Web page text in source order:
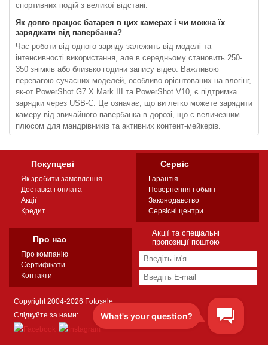
спортивних подій з великої відстані.
Як довго працює батарея в цих камерах і чи можна їх
заряджати від павербанка?
Час роботи від одного заряду залежить від моделі та
інтенсивності використання, але в середньому становить 250-
350 знімків або близько години запису відео. Важливою
перевагою сучасних моделей, особливо орієнтованих на влогінг,
як-от PowerShot G7 X Mark III та PowerShot V10, є підтримка
зарядки через USB-C. Це означає, що ви легко можете зарядити
камеру від звичайного павербанка в дорозі, що є величезним
плюсом для мандрівників та активних контент-мейкерів.
Покупцеві
Як зробити замовлення
Доставка і оплата
Акції
Кредит
Сервіс
Гарантія
Повернення і обмін
Законодавство
Сервісні центри
Про нас
Про компанію
Сертифікати
Контакти
Акції та спеціальні
пропозиції поштою
Copyright 2004-2026 Fotosale
Слідкуйте за нами: